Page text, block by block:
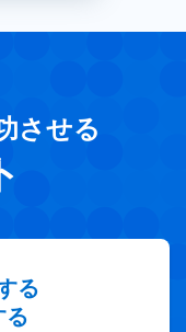
させる
る
る